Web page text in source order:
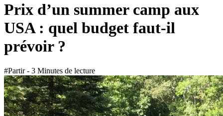
Prix d’un summer camp aux
USA : quel budget faut-il
prévoir ?
#Partir - 3 Minutes de lecture